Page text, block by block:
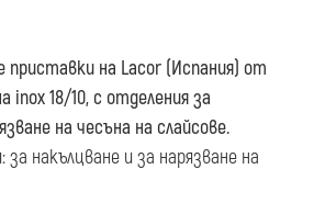
приставки на Lacor (Испания) от
18/10, с отделения за
на чесъна на слайсове.
за накълцване и за нарязване на